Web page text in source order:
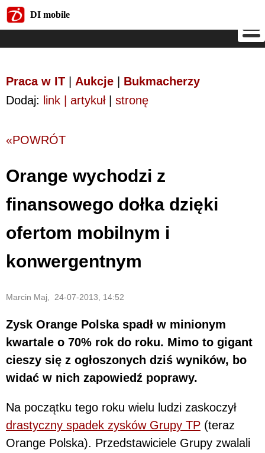
DI mobile
Praca w IT Aukcje
Bukmacherzy
Dodaj: link | artykuł| stronę
«POWRÓT
Orange wychodzi z
finansowego dołka dzięki
ofertom mobilnym i
konwergentnym
Marcin Maj, 24-07-2013, 14:52
Zysk Orange Polska spadł w minionym
kwartale o 70% rok do roku. Mimo to gigant
cieszy się z ogłoszonych dziś wyników, bo
widać w nich zapowiedź poprawy.
Na początku tego roku wielu ludzi zaskoczył
drastyczny spadek zysków Grupy TP (teraz
Orange Polska). Przedstawiciele Grupy zwalali
DI mobile